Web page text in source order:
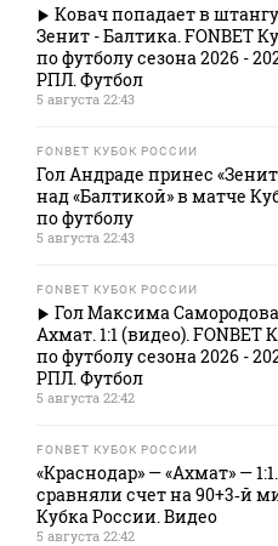
Ковач попадает в
Зенит - Балтика. FONBET
по футболу сезона 2026 -
РПЛ. Футбол
5 августа 22:43
FONBET КУБОК РОССИИ
Гол Андраде принес
над «Балтикой» в матче
по футболу
5 августа 22:43
FONBET КУБОК РОССИИ
Гол Максима
Ахмат. 1:1 (видео). FONBET
по футболу сезона 2026 -
РПЛ. Футбол
5 августа 22:42
FONBET КУБОК РОССИИ
«Краснодар» — «Ахмат» —
сравняли счет на 90+3‑й
Кубка России. Видео
5 августа 22:42